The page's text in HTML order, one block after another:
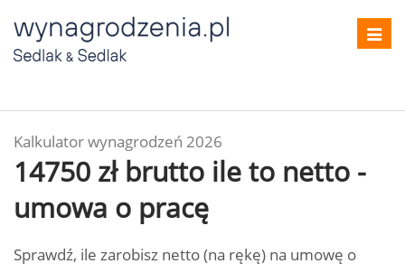
Kalkulator wynagrodzeń 2026
14750 zł brutto ile to netto -
umowa o pracę
Sprawdź, ile zarobisz netto (na rękę) na umowę o